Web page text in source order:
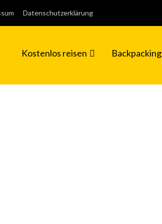
Datenschutzerklärung
Kostenlos reisen Backpacking